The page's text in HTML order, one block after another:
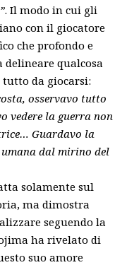
. Il modo in cui gli
con il giocatore
che profondo e
delineare qualcosa
tutto da giocarsi:
osservavo tutto
vedere la guerra non
Guardavo la
dal mirino del
solamente sul
ma dimostra
seguendo la
ha rivelato di
suo amore